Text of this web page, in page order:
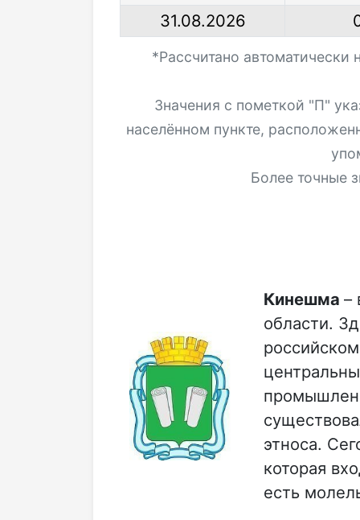
31.08.2026
*Рассчитано
Значения с пометкой "П"
населённом пункте,
Более точные
Кинешма –
области.
этноса.
которая
есть